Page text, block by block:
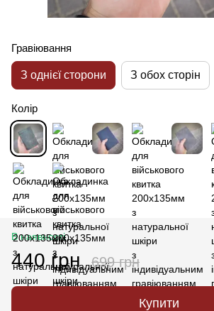
Гравіювання
З однієї сторони З обох сторін
Колір
В наявності
440 грн 699 грн
Купити